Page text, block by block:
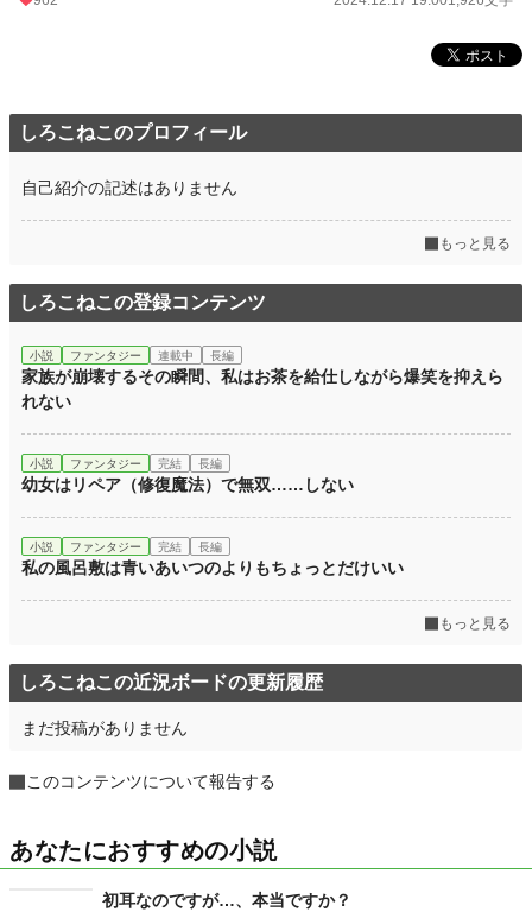
しろこねこのプロフィール
自己紹介の記述はありません
もっと見る
しろこねこの登録コンテンツ
小説 ファンタジー 連載中 長編
家族が崩壊するその瞬間、私はお茶を給仕しながら爆笑を抑えら
れない
小説 ファンタジー 完結 長編
幼女はリペア（修復魔法）で無双……しない
小説 ファンタジー 完結 長編
私の風呂敷は青いあいつのよりもちょっとだけいい
もっと見る
しろこねこの近況ボードの更新履歴
まだ投稿がありません
このコンテンツについて報告する
あなたにおすすめの小説
初耳なのですが…、本当ですか？